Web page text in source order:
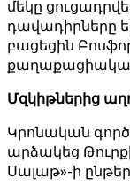
մեկը
դավադիրները
բացեցին
Մզկիթներից
Կրոնական
արձակեց
Սալաթ»-ի